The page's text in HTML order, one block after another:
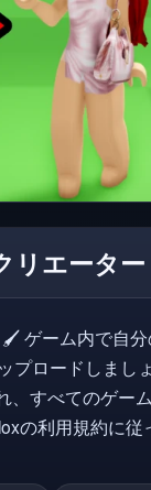
リエータ
しましょう！ ✅ ゲ
、すべてのゲー
ことはできませ